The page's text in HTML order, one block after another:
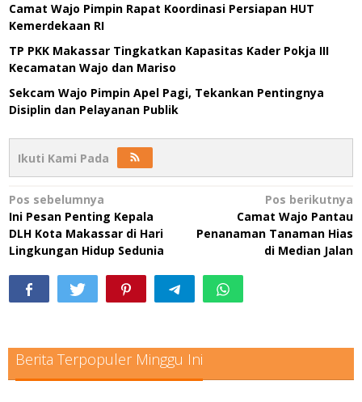
Camat Wajo Pimpin Rapat Koordinasi Persiapan HUT
Kemerdekaan RI
TP PKK Makassar Tingkatkan Kapasitas Kader Pokja III
Kecamatan Wajo dan Mariso
Sekcam Wajo Pimpin Apel Pagi, Tekankan Pentingnya
Disiplin dan Pelayanan Publik
Ikuti Kami Pada
Navigasi
pos
Pos sebelumnya
Ini Pesan Penting Kepala
DLH Kota Makassar di Hari
Lingkungan Hidup Sedunia
Pos berikutnya
Camat Wajo Pantau
Penanaman Tanaman Hias
di Median Jalan
Berita Terpopuler Minggu Ini